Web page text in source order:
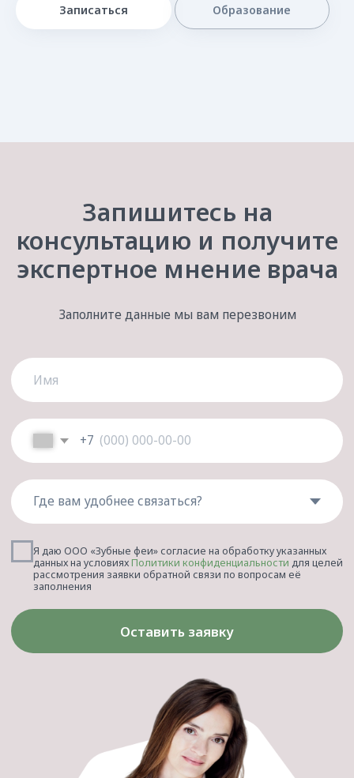
Записаться Образование
director@anastasiyterenteva.ru
О клинике
КЛИНИКА
Правовая информация
ПОМОЩЬ
Лицензии и сертификаты
конфиденциальности
Налоговый вычет
УСЛУГИ И ЦЕНЫ
Стоматология для беременных
Корпоративная стоматология
Детская стоматология
Протезирование
Имплантация
Хирургия
Пародонтология
Эстетическая стоматология
и ортодонтия
Терапевтическая стоматология
Первичная консультация
Стоматологический туризм